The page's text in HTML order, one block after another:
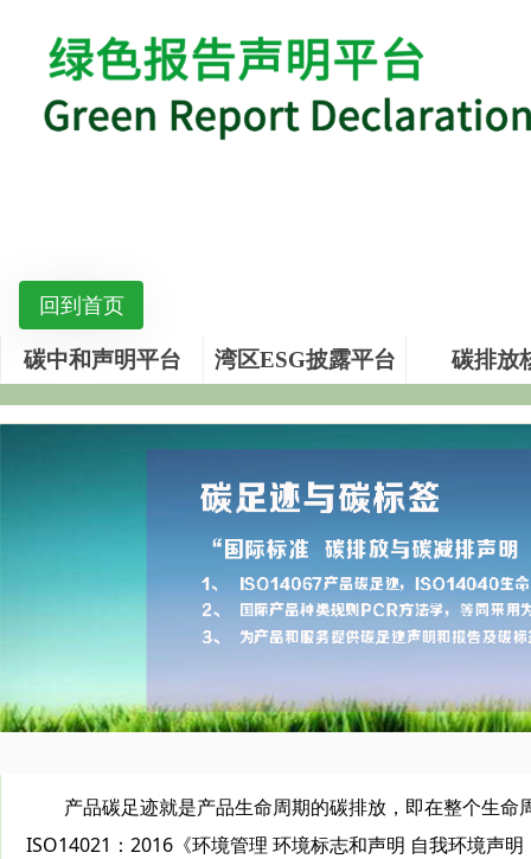
碳中和声明平台 湾区ESG披露平台 碳排放
回到首页
产品碳足迹就是产品生命周期的碳排放，即在整个生命
ISO14021：2016《环境管理 环境标志和声明 自我环境声